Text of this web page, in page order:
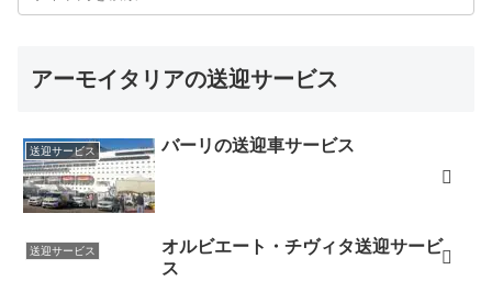
アーモイタリアの送迎サービス
送迎サービス バーリの送迎車サービス
送迎サービス
オルビエート・チヴィタ送迎サービ
ス